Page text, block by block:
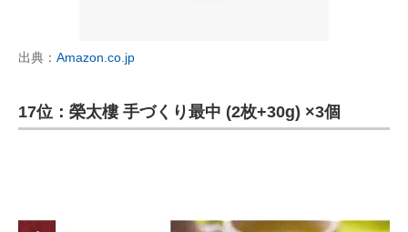
出典： Amazon.co.jp
17位：榮太樓 手づくり最中 (2枚+30g) ×3個